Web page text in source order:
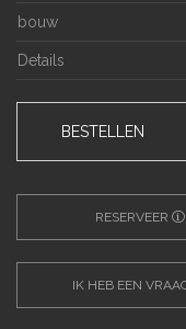
bouw
Details
BESTELLEN
RESERVEER
IK HEB EEN